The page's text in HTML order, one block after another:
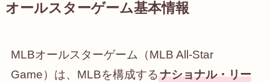
オールスターゲーム基本情報
MLBオールスターゲーム（MLB All-Star
Game）は、MLBを構成するナショナル・リー